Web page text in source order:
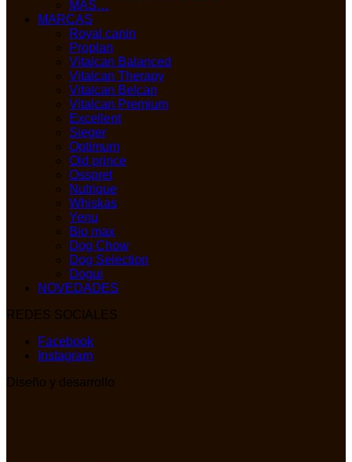
MAS…
MARCAS
Royal canin
Proplan
Vitalcan Balanced
Vitalcan Therapy
Vitalcan Belcan
Vitalcan Premium
Excellent
Sieger
Optimum
Old prince
Osspret
Nutrique
Whiskas
Yenu
Bio max
Dog Chow
Dog Selection
Dogui
NOVEDADES
REDES SOCIALES
Facebook
Instagram
Diseño y desarrollo